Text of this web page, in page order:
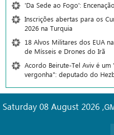
'Da Sede ao Fogo':
Inscrições abertas para os
2026 na Turquia
18 Alvos Militares dos EUA
de Mísseis e Drones do Irã
Acordo Beirute-Tel Aviv é
vergonha": deputado do
Saturday 08 August 2026 ,